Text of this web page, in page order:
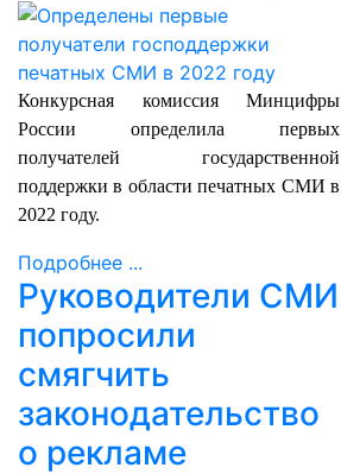
Конкурсная комиссия Минцифры
России определила первых
получателей государственной
поддержки в области печатных СМИ в
2022 году.
Подробнее ...
Руководители СМИ
попросили
смягчить
законодательство
о рекламе